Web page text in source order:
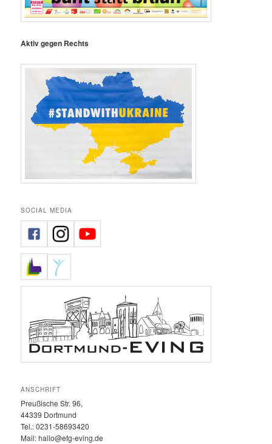
Aktiv gegen Rechts
SOCIAL MEDIA
ANSCHRIFT
Preußische Str. 96,
44339 Dortmund
Tel.: 0231-58693420‬
Mail: hallo@efg-eving.de